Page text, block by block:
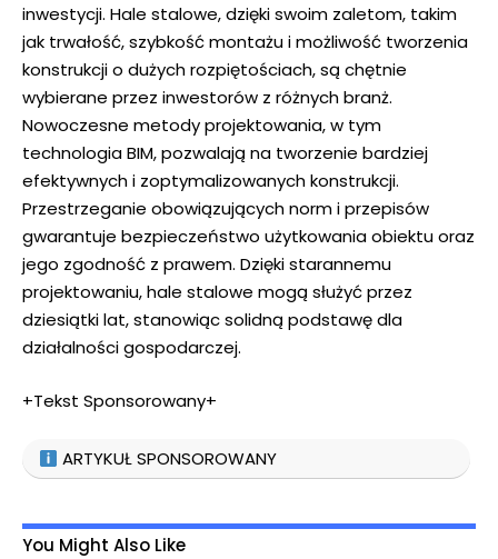
inwestycji. Hale stalowe, dzięki swoim zaletom, takim
jak trwałość, szybkość montażu i możliwość tworzenia
konstrukcji o dużych rozpiętościach, są chętnie
wybierane przez inwestorów z różnych branż.
Nowoczesne metody projektowania, w tym
technologia BIM, pozwalają na tworzenie bardziej
efektywnych i zoptymalizowanych konstrukcji.
Przestrzeganie obowiązujących norm i przepisów
gwarantuje bezpieczeństwo użytkowania obiektu oraz
jego zgodność z prawem. Dzięki starannemu
projektowaniu, hale stalowe mogą służyć przez
dziesiątki lat, stanowiąc solidną podstawę dla
działalności gospodarczej.
+Tekst Sponsorowany+
ARTYKUŁ SPONSOROWANY
You Might Also Like